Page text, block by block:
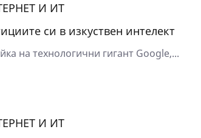
И ИТ
си в изкуствен интелект
на технологични гигант Google,...
И ИТ